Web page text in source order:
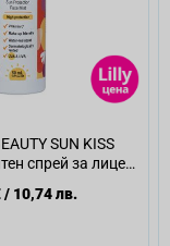
SUN KISS
спрей за лице
/ 10,74 лв.